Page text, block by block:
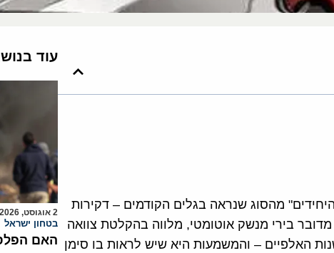
מהסוג שנראה בגלים הקודמים – דקירות
בירי מנשק אוטומטי, מלווה בהקלטת צוואה
האלפיים – והמשמעות היא שיש לראות בו סימן
עוד
2 אוגוסט, 2026
בטחון ישראל
האם